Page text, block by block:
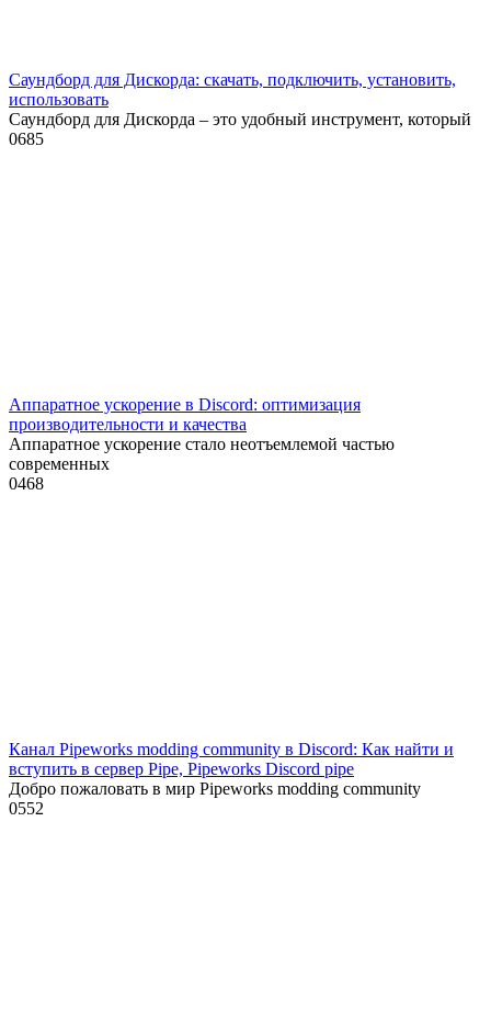
Саундборд для Дискорда: скачать, подключить, установить,
использовать
Саундборд для Дискорда – это удобный инструмент, который
0685
Аппаратное ускорение в Discord: оптимизация
производительности и качества
Аппаратное ускорение стало неотъемлемой частью
современных
0468
Канал Pipeworks modding community в Discord: Как найти и
вступить в сервер Pipe, Pipeworks Discord pipe
Добро пожаловать в мир Pipeworks modding community
0552